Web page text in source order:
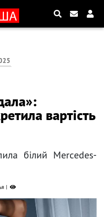
вартість
білий Mercedes-